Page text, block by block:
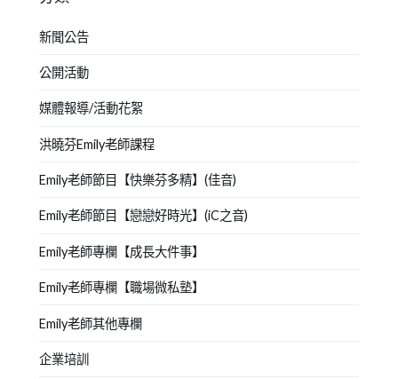
新聞公告
公開活動
媒體報導/活動花絮
洪曉芬Emily老師課程
Emily老師節目【快樂芬多精】(佳音)
Emily老師節目【戀戀好時光】(iC之音)
Emily老師專欄【成長大件事】
Emily老師專欄【職場微私塾】
Emily老師其他專欄
企業培訓